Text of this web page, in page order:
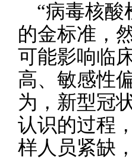
“病毒核
的金标准，
可能影响临
高、敏感性
为，新型冠
认识的过程
样人员紧缺